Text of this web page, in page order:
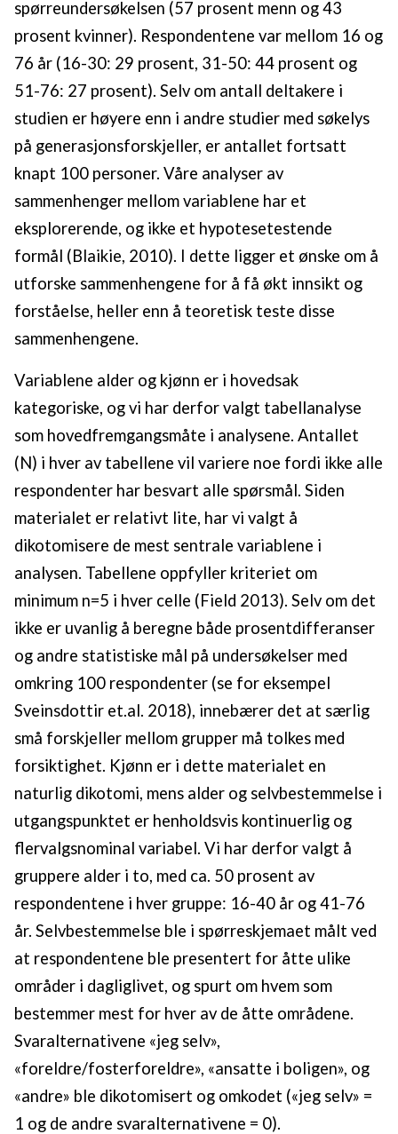
spørreundersøkelsen (57 prosent menn og 43
prosent kvinner). Respondentene var mellom 16 og
76 år (16-30: 29 prosent, 31-50: 44 prosent og
51-76: 27 prosent). Selv om antall deltakere i
studien er høyere enn i andre studier med søkelys
på generasjonsforskjeller, er antallet fortsatt
knapt 100 personer. Våre analyser av
sammenhenger mellom variablene har et
eksplorerende, og ikke et hypotesetestende
formål (Blaikie, 2010). I dette ligger et ønske om å
utforske sammenhengene for å få økt innsikt og
forståelse, heller enn å teoretisk teste disse
sammenhengene.
Variablene alder og kjønn er i hovedsak
kategoriske, og vi har derfor valgt tabellanalyse
som hovedfremgangsmåte i analysene. Antallet
(N) i hver av tabellene vil variere noe fordi ikke alle
respondenter har besvart alle spørsmål. Siden
materialet er relativt lite, har vi valgt å
dikotomisere de mest sentrale variablene i
analysen. Tabellene oppfyller kriteriet om
minimum n=5 i hver celle (Field 2013). Selv om det
ikke er uvanlig å beregne både prosentdifferanser
og andre statistiske mål på undersøkelser med
omkring 100 respondenter (se for eksempel
Sveinsdottir et.al. 2018), innebærer det at særlig
små forskjeller mellom grupper må tolkes med
forsiktighet. Kjønn er i dette materialet en
naturlig dikotomi, mens alder og selvbestemmelse i
utgangspunktet er henholdsvis kontinuerlig og
flervalgsnominal variabel. Vi har derfor valgt å
gruppere alder i to, med ca. 50 prosent av
respondentene i hver gruppe: 16-40 år og 41-76
år. Selvbestemmelse ble i spørreskjemaet målt ved
at respondentene ble presentert for åtte ulike
områder i dagliglivet, og spurt om hvem som
bestemmer mest for hver av de åtte områdene.
Svaralternativene «jeg selv»,
«foreldre/fosterforeldre», «ansatte i boligen», og
«andre» ble dikotomisert og omkodet («jeg selv» =
1 og de andre svaralternativene = 0).